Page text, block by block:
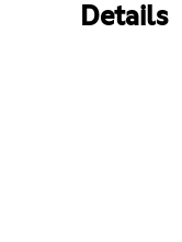
Details